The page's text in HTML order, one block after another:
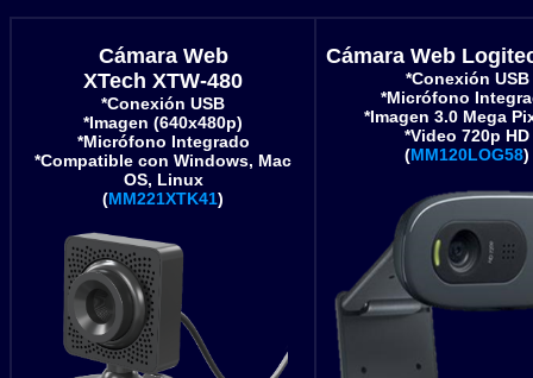
Cámara Web
XTech XTW-480
*Conexión USB
*Imagen (640x480p)
*Micrófono Integrado
*Compatible con Windows, Mac
OS, Linux
(MM221XTK41)
Cámara Web
*Conexión USB
*Micrófono
*Imagen 3.0 Mega
*Video 720p HD
(MM120LOG58)